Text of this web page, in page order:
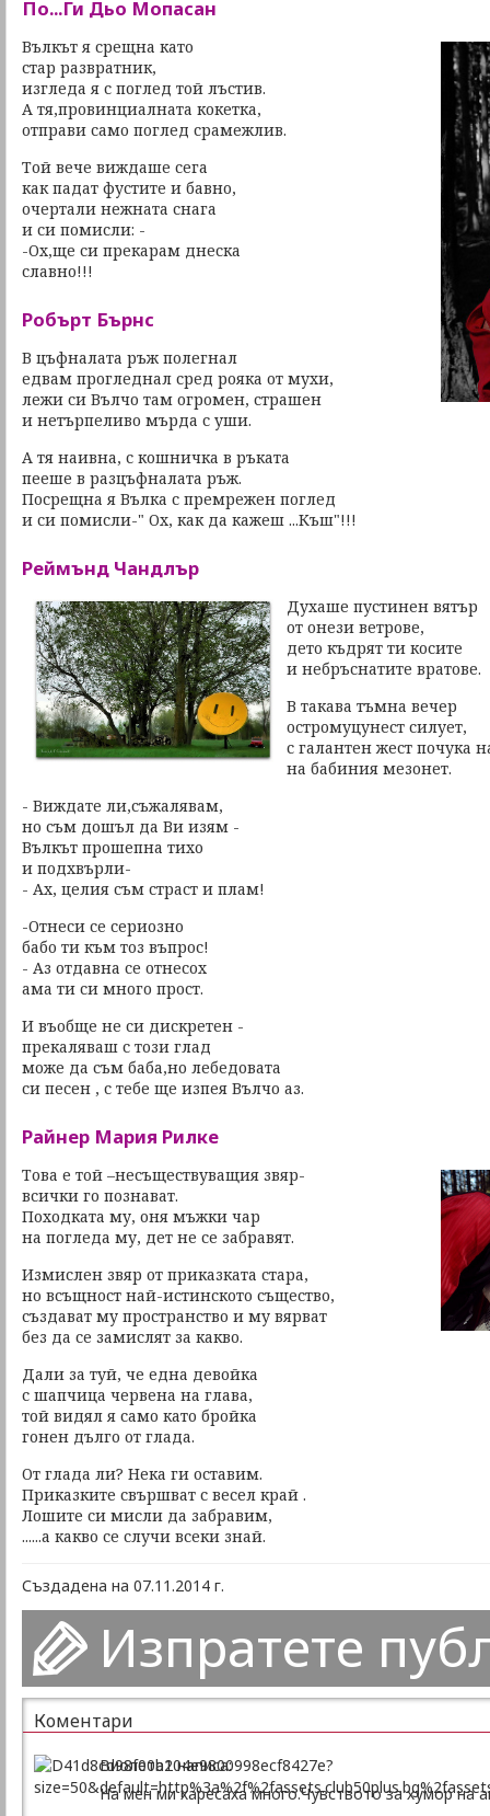
По...Ги Дьо Мопасан
Вълкът я срещна като
стар развратник,
изгледа я с поглед той лъстив.
А тя,провинциалната кокетка,
отправи само поглед срамежлив.
Той вече виждаше сега
как падат фустите и бавно,
очертали нежната снага
и си помисли: -
-Ох,ще си прекарам днеска
славно!!!
Робърт Бърнс
В цъфналата ръж полегнал
едвам прогледнал сред рояка от мухи,
лежи си Вълчо там огромен, страшен
и нетърпеливо мърда с уши.
А тя наивна, с кошничка в ръката
пееше в разцъфналата ръж.
Посрещна я Вълка с премрежен поглед
и си помисли-" Ох, как да кажеш ...Къш"!!!
Реймънд Чандлър
Духаше пустинен вятър
от онези ветрове,
дето къдрят ти косите
и небръснатите вратове.
В такава тъмна вечер
остромуцунест силует,
с галантен жест почука
на бабиния мезонет.
- Виждате ли,съжалявам,
но съм дошъл да Ви изям -
Вълкът прошепна тихо
и подхвърли-
- Ах, целия съм страст и плам!
-Отнеси се сериозно
бабо ти към тоз въпрос!
- Аз отдавна се отнесох
ама ти си много прост.
И въобще не си дискретен -
прекаляваш с този глад
може да съм баба,но лебедовата
си песен , с тебе ще изпея Вълчо аз.
Райнер Мария Рилке
Това е той –несъществуващия звяр-
всички го познават.
Походката му, оня мъжки чар
на погледа му, дет не се забравят.
Измислен звяр от приказката стара,
но всъщност най-истинското същество,
създават му пространство и му вярват
без да се замислят за какво.
Дали за туй, че една девойка
с шапчица червена на глава,
той видял я само като бройка
гонен дълго от глада.
От глада ли? Нека ги оставим.
Приказките свършват с весел край .
Лошите си мисли да забравим,
......а какво се случи всеки знай.
Създадена на 07.11.2014 г.
Изпратете
Коментари
Виолета1 написа:
На мен ми харесаха много.Чувството за хумор на